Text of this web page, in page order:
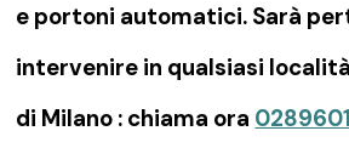
e portoni automatici. Sarà
intervenire in qualsiasi
di Milano : chiama ora